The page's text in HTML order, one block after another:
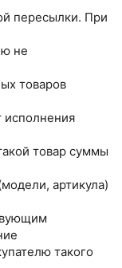
пересылки. При
не
товаров
исполнения
товар суммы
артикула)
такого